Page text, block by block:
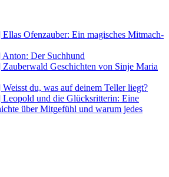
Ofenzauber: Ein magisches Mitmach-
Der Suchhund
Geschichten von Sinje Maria
du, was auf deinem Teller liegt?
und die Glücksritterin: Eine
über Mitgefühl und warum jedes